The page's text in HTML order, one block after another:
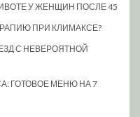
У ЖЕНЩИН ПОСЛЕ 45
ПРИ КЛИМАКСЕ?
С НЕВЕРОЯТНОЙ
ГОТОВОЕ МЕНЮ НА 7